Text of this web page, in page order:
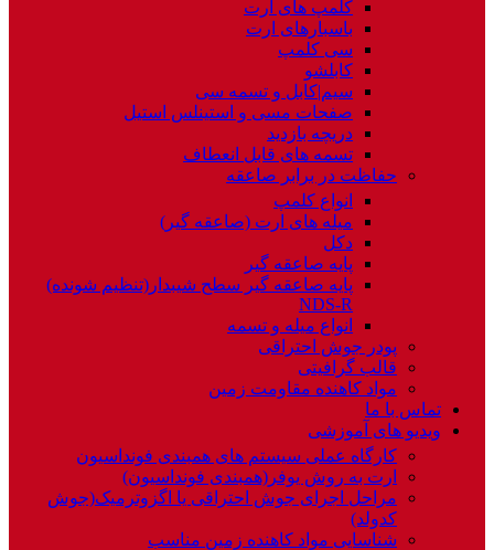
کلمپ های ارت
باسبارهای ارت
سی کلمپ
کابلشو
سیم|کابل و تسمه سی
صفحات مسی و استینلس استیل
دریچه بازدید
تسمه های قابل انعطاف
حفاظت در برابر صاعقه
انواع کلمپ
میله های ارت (صاعقه گیر)
دکل
پایه صاعقه گیر
پایه صاعقه گیر سطح شیبدار(تنظیم شونده)
NDS-R
انواع میله و تسمه
پودر جوش احتراقی
قالب گرافیتی
مواد کاهنده مقاومت زمین
تماس با ما
ویدیو های آموزشی
کارگاه عملی سیستم های همبندی فونداسیون
ارت به روش یوفر(همبندی فونداسیون)
مراحل اجرای جوش احتراقی یا اگزوترمیک(جوش
کدولد)
شناسایی مواد کاهنده زمین مناسب